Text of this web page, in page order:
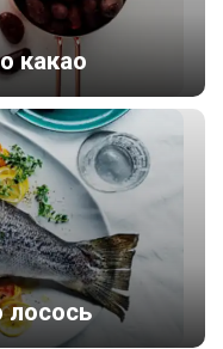
какао
лосось